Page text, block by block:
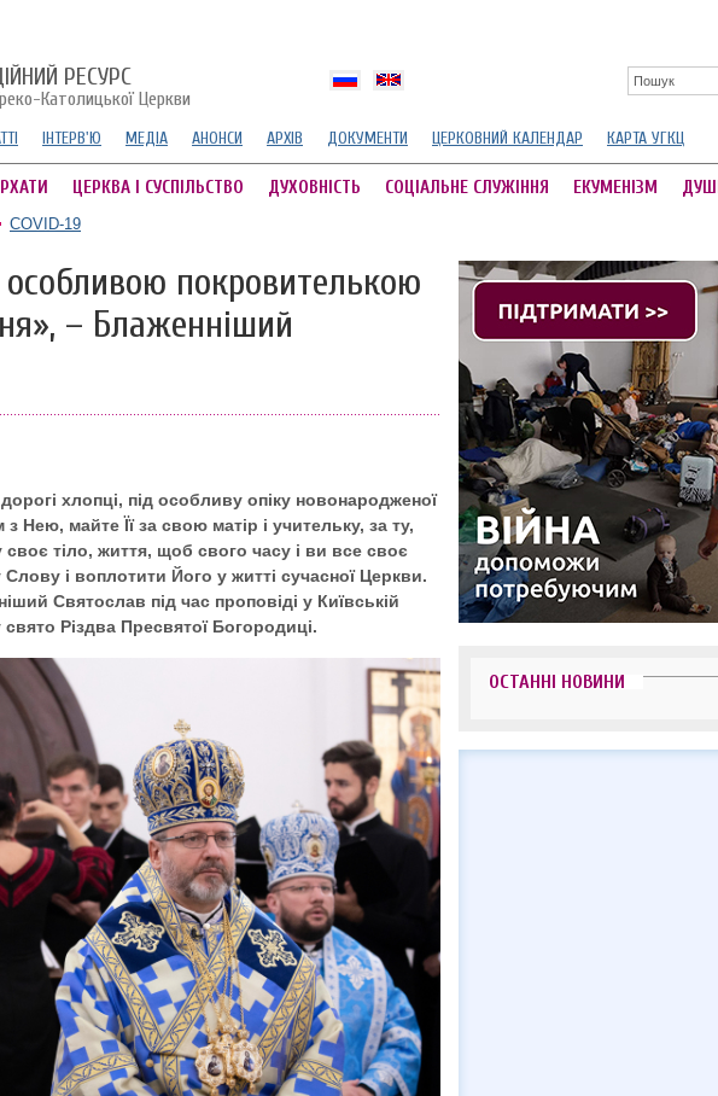
РЕСУРС
Католицької Церкви
ІНТЕРВ'Ю МЕДІА АНОНСИ АРХІВ ДОКУМЕНТИ ЦЕРКОВНИЙ КАЛЕНДАР КАРТА УГКЦ
ЦЕРКВА І СУСПІЛЬСТВО ДУХОВНІСТЬ СОЦІАЛЬНЕ СЛУЖІННЯ ЕКУМЕНІЗМ
COVID-19
покровителькою
– Блаженніший
хлопці, під особливу опіку новонародженої
Нею, майте Її за свою матір і учительку, за ту,
тіло, життя, щоб свого часу і ви все своє
і воплотити Його у житті сучасної Церкви.
Святослав під час проповіді у Київській
свято Різдва Пресвятої Богородиці.
ОСТАННІ НОВИНИ